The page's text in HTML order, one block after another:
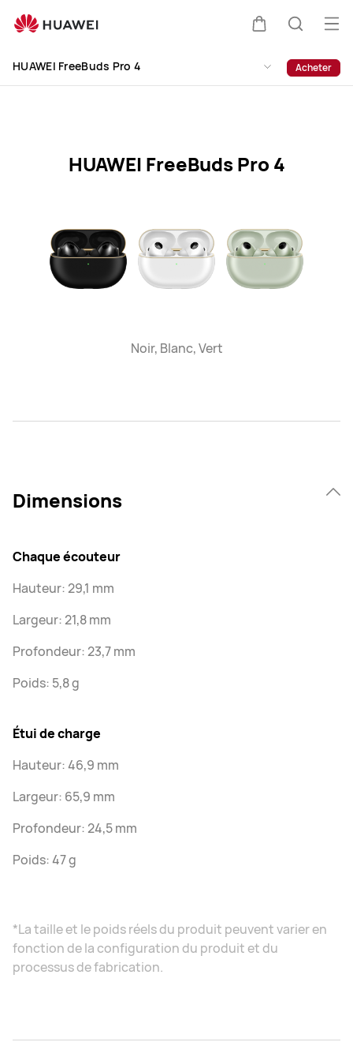
FreeBuds
Specification
le
HUAWEI FreeBuds Pro 4 Acheter
HUAWEI FreeBuds Pro 4
Noir, Blanc, Vert
Dimensions
Chaque écouteur
Hauteur: 29,1 mm
Largeur: 21,8 mm
Profondeur: 23,7 mm
Poids: 5,8 g
Étui de charge
Hauteur: 46,9 mm
Largeur: 65,9 mm
Profondeur: 24,5 mm
Poids: 47 g
*La taille et le poids réels du produit peuvent varier en
fonction de la configuration du produit et du
processus de fabrication.